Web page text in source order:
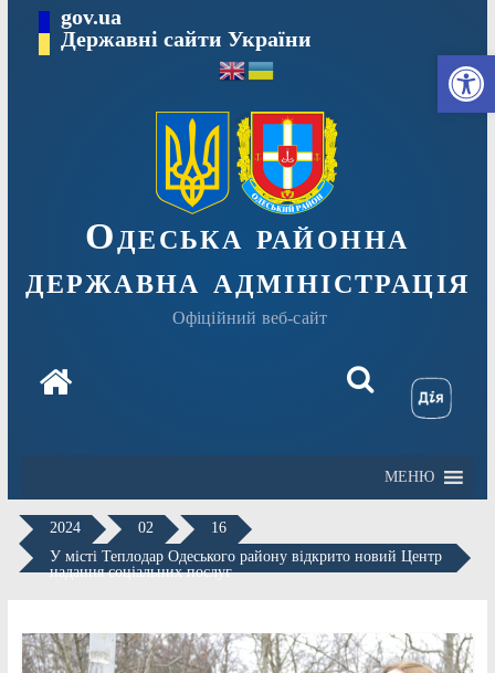
Перейтиgov.ua
Державні сайти України
Одеська районна
державна адміністрація
Офіційний веб-сайт
МЕНЮ
2024 02
16
У місті Теплодар Одеського району відкрито новий Центр
надання соціальних послуг